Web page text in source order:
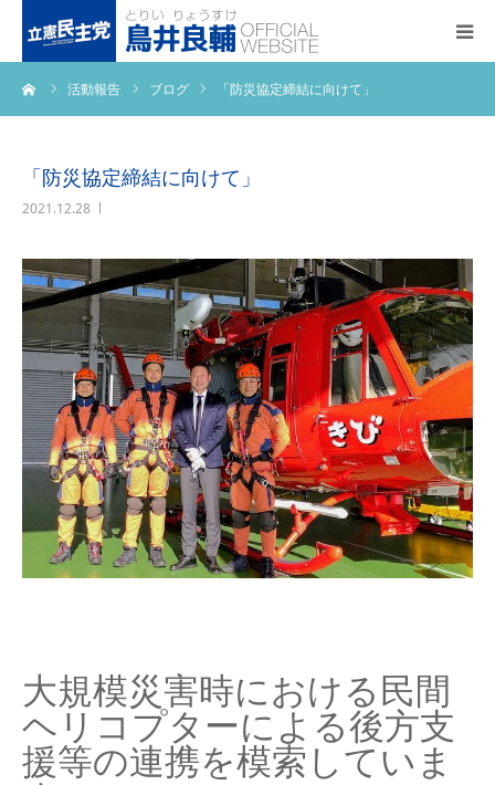
活動報告 ブログ 「防災協定締結に向けて」
「防災協定締結に向けて」
2021.12.28
大規模災害時における民間
ヘリコプターによる後方支
援等の連携を模索していま
トップページ
プロフィール
事務所アクセス
活動報告